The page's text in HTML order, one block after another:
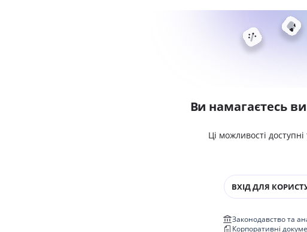
Ви намагаєтесь
Ці можливості
ВХІД ДЛЯ
Законодавство та
Корпоративні